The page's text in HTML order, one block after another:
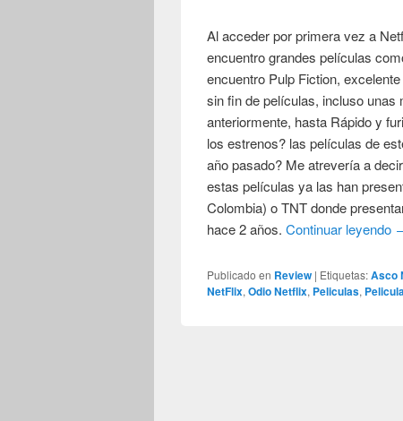
Al acceder por primera vez a
encuentro grandes películas
encuentro Pulp Fiction,
sin fin de películas, incluso
anteriormente, hasta Rápido y
los estrenos? las películas de
año pasado? Me atrevería a
estas películas ya las han
Colombia) o TNT donde
hace 2 años.Continuar leyendo
Publicado en Review | Etiquetas:Asco
NetFlix,Odio Netflix, Peliculas,